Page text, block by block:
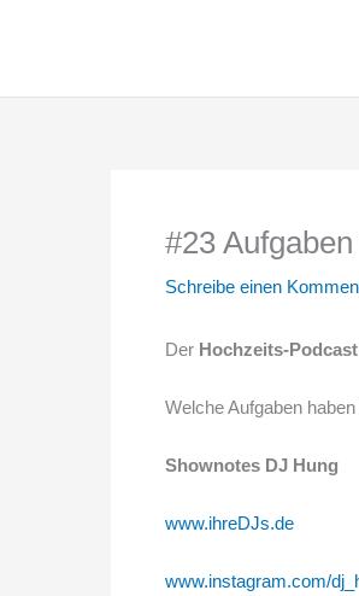
#23
Schreibe einen
Der Hochzeits-Podcast
Welche Aufgaben
Shownotes DJ Hung
www.ihreDJs.de
www.instagram.com/